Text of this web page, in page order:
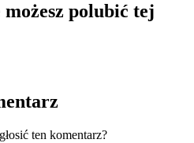
polubić tej
ten komentarz?